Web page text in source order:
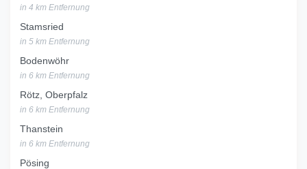
in 4 km Entfernung
Stamsried
in 5 km Entfernung
Bodenwöhr
in 6 km Entfernung
Rötz, Oberpfalz
in 6 km Entfernung
Thanstein
in 6 km Entfernung
Pösing